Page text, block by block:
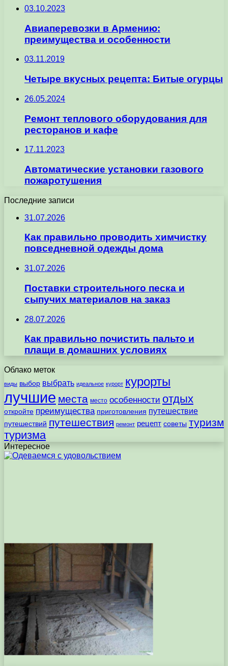
03.10.2023
Авиаперевозки в Армению:
преимущества и особенности
03.11.2019
Четыре вкусных рецепта: Битые огурцы
26.05.2024
Ремонт теплового оборудования для
ресторанов и кафе
17.11.2023
Автоматические установки газового
пожаротушения
Последние записи
31.07.2026
Как правильно проводить химчистку
повседневной одежды дома
31.07.2026
Поставки строительного песка и
сыпучих материалов на заказ
28.07.2026
Как правильно почистить пальто и
плащи в домашних условиях
Облако меток
виды выбор выбрать идеальное курорт курорты
лучшие места место особенности отдых
откройте преимущества приготовления путешествие
путешествий путешествия ремонт рецепт советы туризм
туризма
Интересное